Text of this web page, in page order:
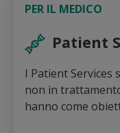
PER IL MEDICO
Patient
I Patient
non in
hanno come